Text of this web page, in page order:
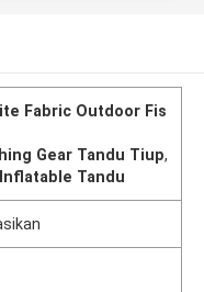
Fabric Outdoor Fis
Gear Tandu Tiup,
Tandu